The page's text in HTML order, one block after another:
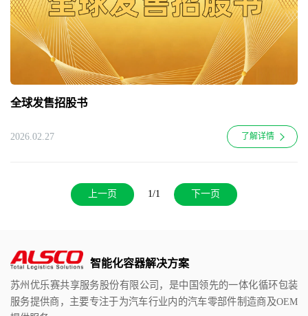
全球发售招股书
2026.02.27 了解详情
上一页 1/1 下一页
智能化容器解决方案
苏州优乐赛共享服务股份有限公司，是中国领先的一体化循环包装
服务提供商，主要专注于为汽车行业内的汽车零部件制造商及OEM